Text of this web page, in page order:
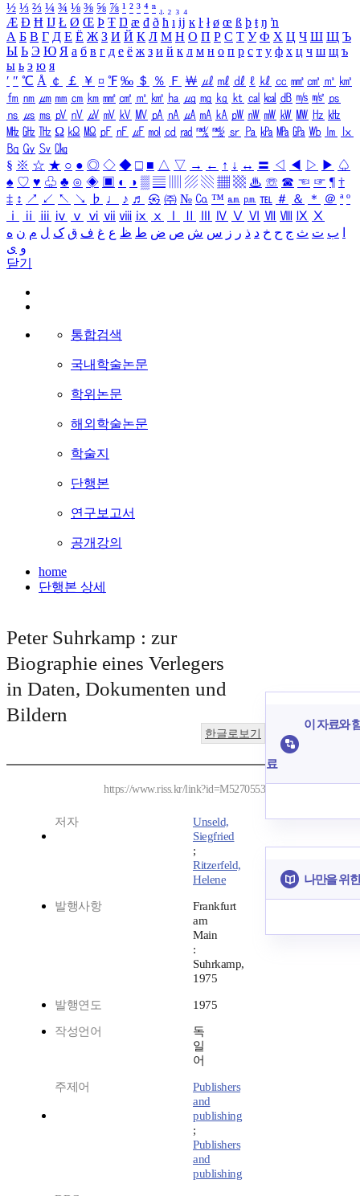
½ ⅓ ⅔ ¼ ¾ ⅛ ⅜ ⅝ ⅞ ¹ ² ³ ⁴ ⁿ ₁ ₂ ₃ ₄
Æ Ð Ħ Ĳ Ł Ø Œ Þ Ŧ Ŋ æ đ ð ħ ı ĳ ĸ ŀ ł ø œ ß þ ŧ ŋ ŉ
А Б В Г Д Е Ё Ж З И Й К Л М Н О П Р С Т У Ф Х Ц Ч Ш Щ Ъ
Ы Ь Э Ю Я а б в г д е ё ж з и й к л м н о п р с т у ф х ц ч ш щ ъ
ы ь э ю я
′ ″ ℃ Å ￠ ￡ ￥ ¤ ℉ ‰ ＄ ％ Ｆ ￦ ㎕ ㎖ ㎗ ℓ ㎘ ㏄ ㎣ ㎤ ㎥ ㎦
㎙ ㎚ ㎛ ㎜ ㎝ ㎞ ㎟ ㎠ ㎡ ㎢ ㏊ ㎍ ㎎ ㎏ ㏏ ㎈ ㎉ ㏈ ㎧ ㎨ ㎰
㎱ ㎲ ㎳ ㎴ ㎵ ㎶ ㎷ ㎸ ㎹ ㎀ ㎁ ㎂ ㎃ ㎄ ㎺ ㎻ ㎽ ㎾ ㎿ ㎐ ㎑
㎒ ㎓ ㎔ Ω ㏀ ㏁ ㎊ ㎋ ㎌ ㏖ ㏅ ㎭ ㎮ ㎯ ㏛ ㎩ ㎪ ㎫ ㎬ ㏝ ㏐
㏓
㏃ ㏉ ㏜ ㏆
§ ※ ☆ ★ ○ ● ◎ ◇ ◆ □ ■ △ ▽ → ← ↑ ↓ ↔ 〓 ◁ ◀ ▷ ▶ ♤
♠ ♡ ♥ ♧ ♣ ⊙ ◈ ▣ ◐ ◑ ▒ ▤ ▨ ▧ ▦ ▩ ♨ ☏ ☎ ☜ ☞ ¶ †
‡ ↕ ↗ ↙ ↖ ↘ ♭ ♩ ♪ ♬ ㉿ ㈜ № ㏇ ™ ㏂ ㏘ ℡ ＃ ＆ ＊ ＠ ª º
ⅰ
ⅱ ⅲ ⅳ ⅴ ⅵ ⅶ ⅷ ⅸ ⅹ Ⅳ Ⅴ Ⅵ Ⅶ Ⅷ Ⅸ Ⅹ
ب ت ث ج ح خ د ذ ر ز س ش ص ض ط ظ ع غ ف ق ک ل م ن ه
و ی
닫기
통합검색
국내학술논문
학위논문
해외학술논문
학술지
단행본
연구보고서
공개강의
home
단행본 상세
Peter Suhrkamp : zur
Biographie eines Verlegers
in Daten, Dokumenten und
Bildern
한글로보기
https://www.riss.kr/link?id=M5270553
저자
Unseld,
Siegfried
;
Ritzerfeld,
Helene
발행사항
Frankfurt
am
Main
:
Suhrkamp,
1975
발행연도 1975
작성언어
독
일
어
주제어
Publishers
and
publishing
;
Publishers
and
publishing
이 자료와
료
나만을 위